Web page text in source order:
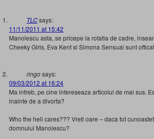
TLCsays:
11/11/2011 at 15:42
Manolescu asta, se pricepe la rotatia de cadre,
Cheeky Girls, Eva Kent si Simona Sensual sunt
ringosays:
09/03/2012 at 16:24
Ma intreb, pe cine intereseaza articolul de mai sus.
inainte de a divorta?
Who the hell cares??? Vreti oare – daca tot
domnului Manolescu?